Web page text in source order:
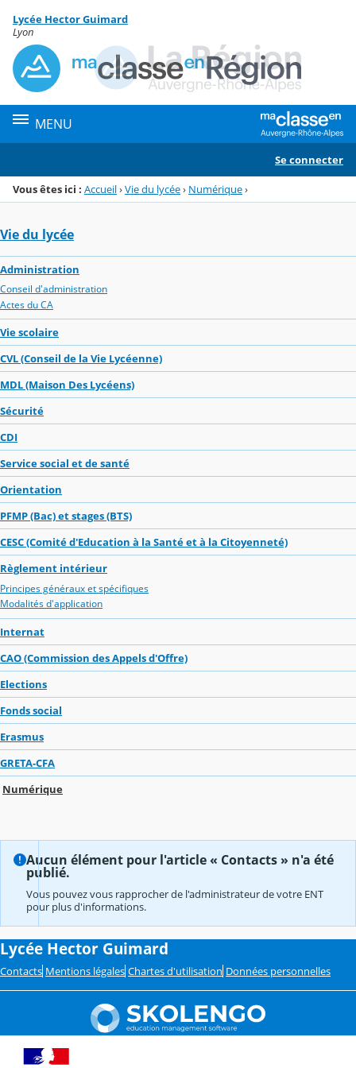
Menu de la rubrique
Contenu
Lycée Hector Guimard
Lyon
MENU
Se connecter
Vous êtes ici : Accueil›Vie du lycée› Numérique›
Vie du lycée
Administration
Conseil d'administration
Actes du CA
Vie scolaire
CVL (Conseil de la Vie Lycéenne)
MDL (Maison Des Lycéens)
Sécurité
CDI
Service social et de santé
Orientation
PFMP (Bac) et stages (BTS)
CESC (Comité d'Education à la Santé et à la Citoyenneté)
Règlement intérieur
Principes généraux et spécifiques
Modalités d'application
Internat
CAO (Commission des Appels d'Offre)
Elections
Fonds social
Erasmus
GRETA-CFA
Numérique
Aucun élément pour l'article « Contacts » n'a été
publié.
Vous pouvez vous rapprocher de l'administrateur de votre ENT
pour plus d'informations.
Lycée Hector Guimard
Contacts Mentions légales Chartes d'utilisation Données personnelles